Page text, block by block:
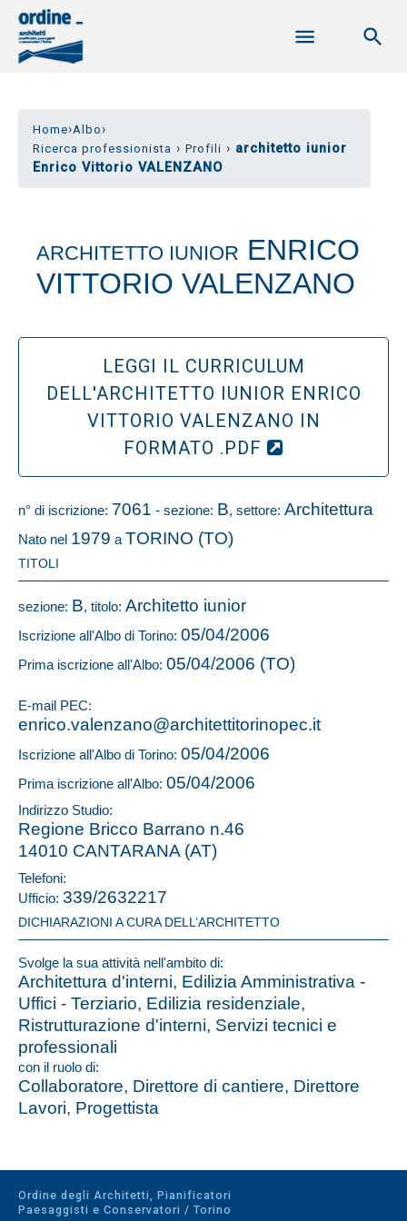
Home›Albo›
Ricerca professionista › Profili › architetto iunior
Enrico Vittorio VALENZANO
ARCHITETTO IUNIOR ENRICO
VITTORIO VALENZANO
LEGGI IL CURRICULUM
DELL'ARCHITETTO IUNIOR ENRICO
VITTORIO VALENZANO IN
FORMATO .PDF
n° di iscrizione: 7061 - sezione: B, settore: Architettura
Nato nel 1979 a TORINO (TO)
TITOLI
sezione: B, titolo: Architetto iunior
Iscrizione all'Albo di Torino: 05/04/2006
Prima iscrizione all'Albo: 05/04/2006 (TO)
E-mail PEC:
enrico.valenzano@architettitorinopec.it
Iscrizione all'Albo di Torino: 05/04/2006
Prima iscrizione all'Albo: 05/04/2006
Indirizzo Studio:
Regione Bricco Barrano n.46
14010 CANTARANA (AT)
Telefoni:
Ufficio: 339/2632217
DICHIARAZIONI A CURA DELL’ARCHITETTO
Svolge la sua attività nell'ambito di:
Architettura d'interni, Edilizia Amministrativa -
Uffici - Terziario, Edilizia residenziale,
Ristrutturazione d'interni, Servizi tecnici e
professionali
con il ruolo di:
Collaboratore, Direttore di cantiere, Direttore
Lavori, Progettista
Ordine degli Architetti, Pianificatori
Paesaggisti e Conservatori / Torino